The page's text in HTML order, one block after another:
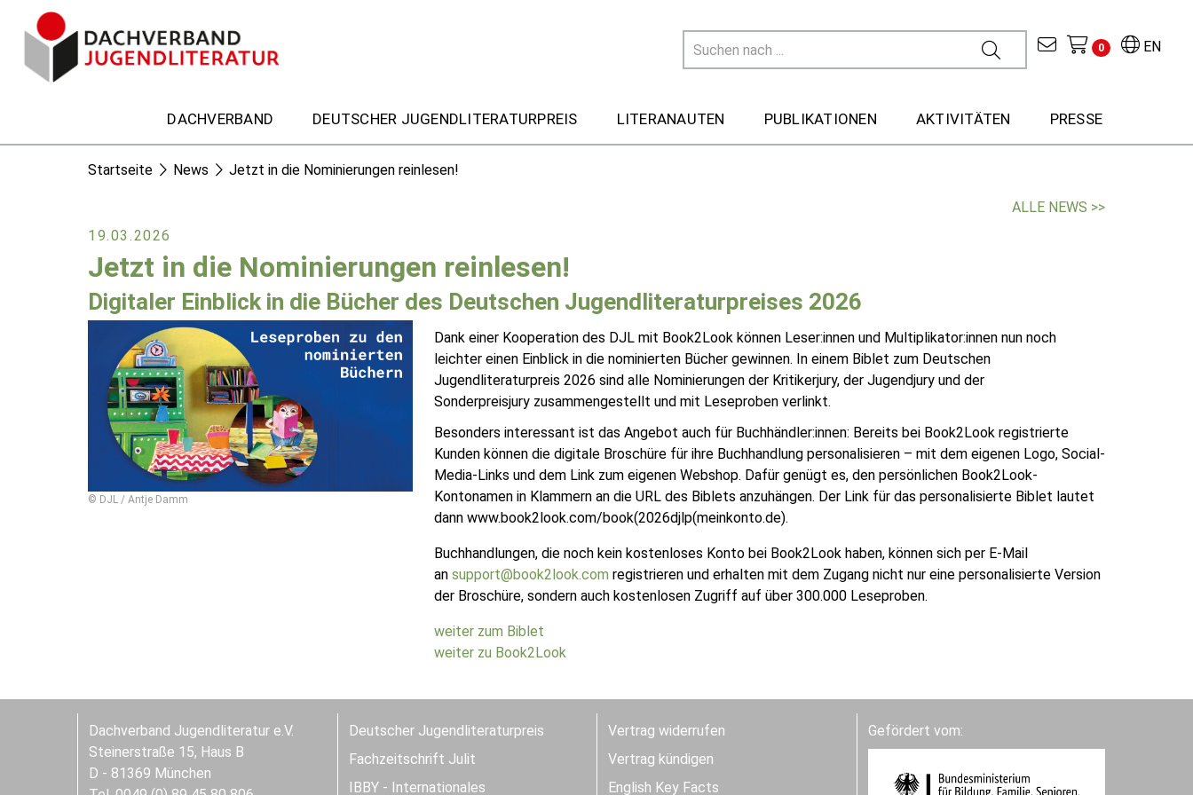
EN
0
DACHVERBAND DEUTSCHER JUGENDLITERATURPREIS LITERANAUTEN PUBLIKATIONEN AKTIVITÄTEN PRESSE
Startseite News Jetzt in die Nominierungen reinlesen!
ALLE NEWS >>
19.03.2026
Jetzt in die Nominierungen reinlesen!
Digitaler Einblick in die Bücher des Deutschen Jugendliteraturpreises 2026
© DJL / Antje Damm
Dank einer Kooperation des DJL mit Book2Look können Leser:innen und Multiplikator:innen nun noch
leichter einen Einblick in die nominierten Bücher gewinnen. In einem Biblet zum Deutschen
Jugendliteraturpreis 2026 sind alle Nominierungen der Kritikerjury, der Jugendjury und der
Sonderpreisjury zusammengestellt und mit Leseproben verlinkt.
Besonders interessant ist das Angebot auch für Buchhändler:innen: Bereits bei Book2Look registrierte
Kunden können die digitale Broschüre für ihre Buchhandlung personalisieren – mit dem eigenen Logo, Social-
Media-Links und dem Link zum eigenen Webshop. Dafür genügt es, den persönlichen Book2Look-
Kontonamen in Klammern an die URL des Biblets anzuhängen. Der Link für das personalisierte Biblet lautet
dann www.book2look.com/book(2026djlp(meinkonto.de).
Buchhandlungen, die noch kein kostenloses Konto bei Book2Look haben, können sich per E-Mail
an support@book2look.com registrieren und erhalten mit dem Zugang nicht nur eine personalisierte Version
der Broschüre, sondern auch kostenlosen Zugriff auf über 300.000 Leseproben.
weiter zum Biblet
weiter zu Book2Look
Dachverband Jugendliteratur e.V.
Steinerstraße 15, Haus B
D - 81369 München
Deutscher Jugendliteraturpreis
Fachzeitschrift Julit
IBBY - Internationales
Vertrag widerrufen
Vertrag kündigen
English Key Facts
Gefördert vom: